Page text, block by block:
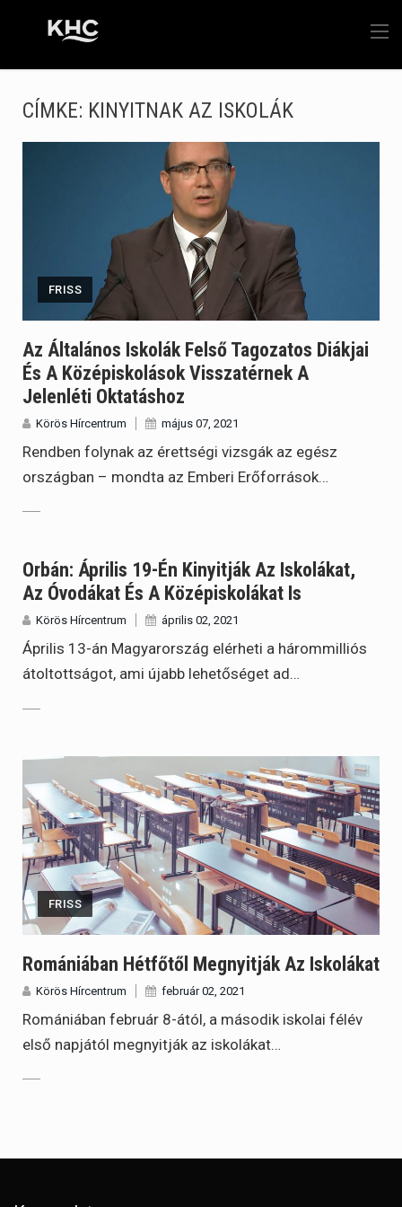
CÍMKE: KINYITNAK AZ ISKOLÁK
FRISS
Az Általános Iskolák Felső Tagozatos Diákjai
És A Középiskolások Visszatérnek A
Jelenléti Oktatáshoz
Körös Hírcentrum május 07, 2021
Rendben folynak az érettségi vizsgák az egész
országban – mondta az Emberi Erőforrások…
Orbán: Április 19-Én Kinyitják Az Iskolákat,
Az Óvodákat És A Középiskolákat Is
Körös Hírcentrum április 02, 2021
Április 13-án Magyarország elérheti a hárommilliós
átoltottságot, ami újabb lehetőséget ad…
FRISS
Romániában Hétfőtől Megnyitják Az Iskolákat
Körös Hírcentrum február 02, 2021
Romániában február 8-ától, a második iskolai félév
első napjától megnyitják az iskolákat…